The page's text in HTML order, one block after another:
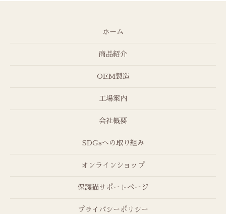
ホーム
商品紹介
OEM製造
工場案内
会社概要
SDGsへの取り組み
オンラインショップ
保護猫サポートページ
プライバシーポリシー